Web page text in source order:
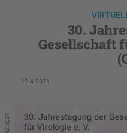
30.
Gesellschaft
12.4.2021